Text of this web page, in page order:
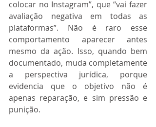
colocar no Instagram”, que “vai fazer
avaliação negativa em todas as
plataformas”. Não é raro esse
comportamento aparecer antes
mesmo da ação. Isso, quando bem
documentado, muda completamente
a perspectiva jurídica, porque
evidencia que o objetivo não é
apenas reparação, e sim pressão e
punição.